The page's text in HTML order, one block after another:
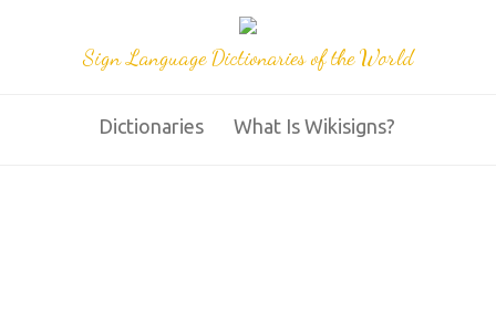
Sign Language Dictionaries of the World
Dictionaries What Is Wikisigns?